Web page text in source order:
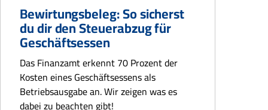
Bewirtungsbeleg: So sicherst
du dir den Steuerabzug für
Geschäftsessen
Das Finanzamt erkennt 70 Prozent der
Kosten eines Geschäftsessens als
Betriebsausgabe an. Wir zeigen was es
dabei zu beachten gibt!